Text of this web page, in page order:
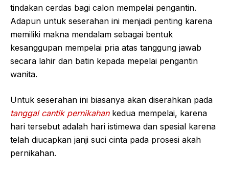
tindakan cerdas bagi calon mempelai pengantin.
Adapun untuk seserahan ini menjadi penting karena
memiliki makna mendalam sebagai bentuk
kesanggupan mempelai pria atas tanggung jawab
secara lahir dan batin kepada mepelai pengantin
wanita.
Untuk seserahan ini biasanya akan diserahkan pada
tanggal cantik pernikahankedua mempelai, karena
hari tersebut adalah hari istimewa dan spesial karena
telah diucapkan janji suci cinta pada prosesi akah
pernikahan.